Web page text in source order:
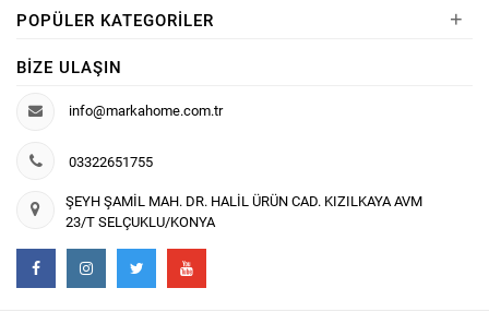
POPÜLER KATEGORILER +
BIZE ULAŞIN
info@markahome.com.tr
03322651755
ŞEYH ŞAMİL MAH. DR. HALİL ÜRÜN CAD. KIZILKAYA AVM
23/T SELÇUKLU/KONYA